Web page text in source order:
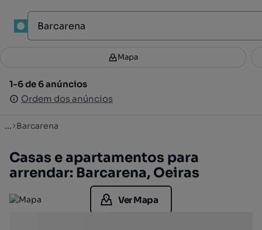
Filtros 2
1-6 de 6 anúncios
Ordem dos anúncios
Mapa
1-6 de 6 anúncios
Ordem dos anúncios
... Barcarena
Casas e apartamentos para
arrendar: Barcarena, Oeiras
Ver Mapa